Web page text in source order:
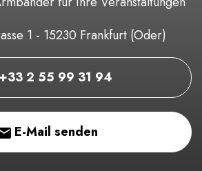
1 - 15230 Frankfurt (Oder)
+33 2 55 99 31 94
E-Mail senden